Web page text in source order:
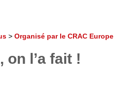
> Organisé par le CRAC Europe
on l’a fait !